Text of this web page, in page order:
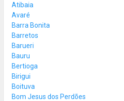
Atibaia
Avaré
Barra Bonita
Barretos
Barueri
Bauru
Bertioga
Birigui
Boituva
Bom Jesus dos Perdões